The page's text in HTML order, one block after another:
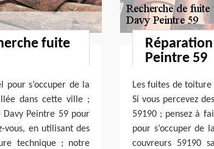
fuite
pour s’occuper de la
dans cette ville ;
Davy Peintre 59 pour
vous, en utilisant des
technique ; notre
Peintre 59
Les fuites de
Si vous percevez
59190 ; pensez à
pour s’occuper de
couvreurs 59190